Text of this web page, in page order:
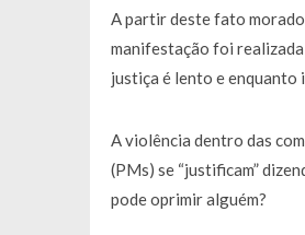
A partir deste fato
manifestação foi
justiça é lento e enquanto
A violência dentro das
(PMs) se “justificam”
pode oprimir alguém?